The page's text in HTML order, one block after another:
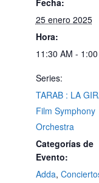
Fecha:
25 enero 2025
Hora:
11:30 AM -
Series:
TARAB : LA
Film Symphony
Orchestra
Categorías de
Evento:
Adda,